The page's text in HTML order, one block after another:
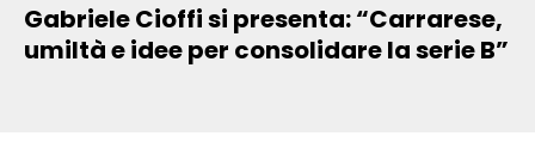
Gabriele Cioffi si presenta: “Carrarese,
umiltà e idee per consolidare la serie B”